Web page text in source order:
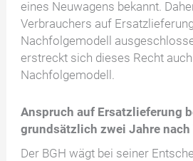
eines Neuwagens bekannt.
Verbrauchers auf
Nachfolgemodell
erstreckt sich dieses Recht
Nachfolgemodell.
Anspruch auf Ersatzlieferung
grundsätzlich zwei Jahre
Der BGH wägt bei seiner